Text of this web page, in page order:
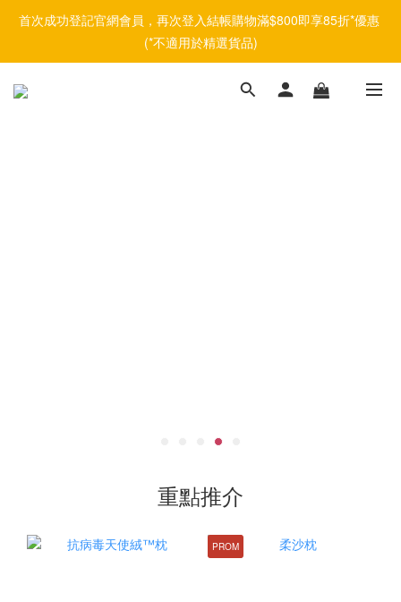
首次成功登記官網會員，再次登入結帳購物滿$800即享85折*優惠
(*不適用於精選貨品)
重點推介
PROM